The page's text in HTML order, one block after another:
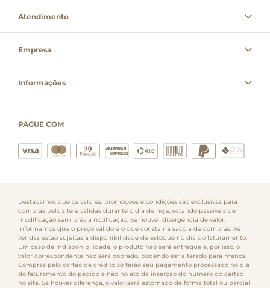
Atendimento
Empresa
Informações
PAGUE COM
Destacamos que os valores, promoções e condições são exclusivas para
compras pelo site e válidas durante o dia de hoje, estando passíveis de
modificação sem prévia notificação. Se houver divergência de valor,
informamos que o preço válido é o que consta na sacola de compras. As
vendas estão sujeitas à disponibilidade de estoque no dia do faturamento.
Em caso de indisponibilidade, o produto não será entregue e, por isso, o
valor correspondente não será cobrado, podendo ser alterado para menos.
Compras pelo cartão de crédito só terão seu pagamento processado no dia
do faturamento do pedido e não no ato da inserção do número do cartão
no site. Se houver diferença, o valor será estornado de forma total ou parcial